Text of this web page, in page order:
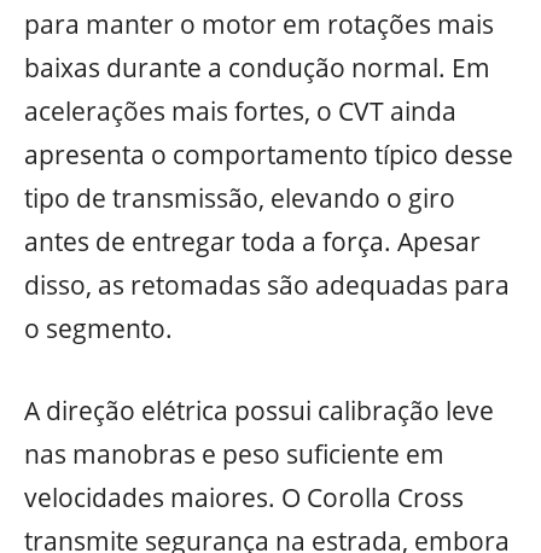
para manter o motor em rotações mais
baixas durante a condução normal. Em
acelerações mais fortes, o CVT ainda
apresenta o comportamento típico desse
tipo de transmissão, elevando o giro
antes de entregar toda a força. Apesar
disso, as retomadas são adequadas para
o segmento.
A direção elétrica possui calibração leve
nas manobras e peso suficiente em
velocidades maiores. O Corolla Cross
transmite segurança na estrada, embora